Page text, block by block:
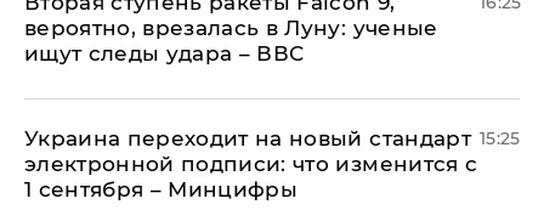
вероятно, врезалась в Луну: ученые
ищут следы удара – ВВС
Украина переходит на новый стандарт
электронной подписи: что изменится с
1 сентября – Минцифры
15:25